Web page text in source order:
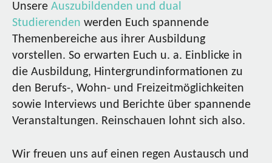
Unsere Auszubildenden und dual
Studierenden werden Euch spannende
Themenbereiche aus ihrer Ausbildung
vorstellen. So erwarten Euch u. a. Einblicke in
die Ausbildung, Hintergrundinformationen zu
den Berufs-, Wohn- und Freizeitmöglichkeiten
sowie Interviews und Berichte über spannende
Veranstaltungen. Reinschauen lohnt sich also.
Wir freuen uns auf einen regen Austausch und